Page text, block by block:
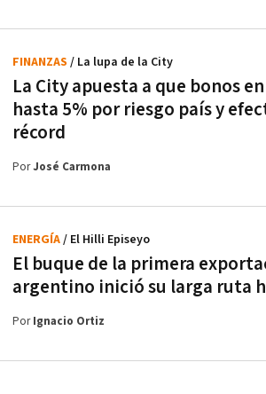
La City apuesta a que bonos
hasta 5% por riesgo país y
récord
FINANZAS / La lupa de la City
PorJosé Carmona
El buque de la primera
argentino inició su larga ruta
ENERGÍA/ El Hilli Episeyo
PorIgnacio Ortiz